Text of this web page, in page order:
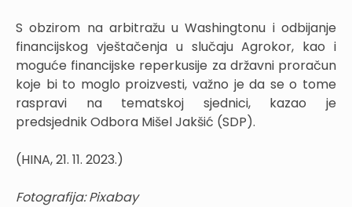
S obzirom na arbitražu u Washingtonu i odbijanje
financijskog vještačenja u slučaju Agrokor, kao i
moguće financijske reperkusije za državni proračun
koje bi to moglo proizvesti, važno je da se o tome
raspravi na tematskoj sjednici, kazao je
predsjednik Odbora Mišel Jakšić (SDP).
(HINA, 21. 11. 2023.)
Fotografija: Pixabay